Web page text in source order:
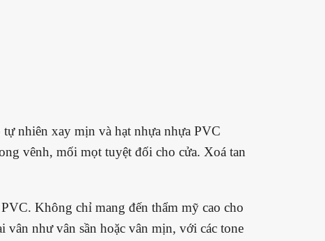
nhiên xay mịn và hạt nhựa nhựa PVC
vênh, mối mọt tuyệt đối cho cửa. Xoá tan
Không chỉ mang đến thẩm mỹ cao cho
vân như vân sần hoặc vân mịn, với các tone